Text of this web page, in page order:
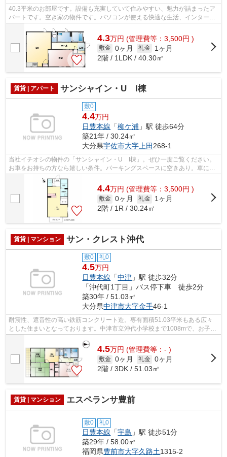
40.3平米のお部屋です。設備も充実していて住みやすい、魅力が詰まったア
パートです。空き家の物件です。パソコンが使える快適な生活、インターネ
4.3万円 (管理費等：3,500円 )
敷金 0ヶ月 礼金
1ヶ月
2階 / 1LDK / 40.30㎡
賃貸 | アパート サンシャイン・U I棟
敷0
4.4万円
日豊本線 「柳ケ浦 」駅 徒歩64分
築21年 / 30.24㎡
大分県宇佐市大字上田 268-1
当社イチオシの物件の「サンシャイン・U I棟」。ぜひ一度ご覧ください。
お車をお持ちの方なら嬉しい条件。パーキングスペースに空きあり。車にい
たずらされにくい、敷地内駐車場の空...
4.4万円 (管理費等：3,500円 )
敷金 0ヶ月 礼金
1ヶ月
2階 / 1R / 30.24㎡
賃貸 | マンション サン・クレスト沖代
敷0 礼0
4.5万円
日豊本線 「中津 」駅 徒歩32分
「沖代町1丁目」バス停下車 徒歩2分
築30年 / 51.03㎡
大分県中津市大字金手46-1
耐震性、遮音性の高い鉄筋コンクリート造。専有面積51.03平米もある広々
とした住まいとなっております。中津市立沖代小学校まで1008mで、お子様
のいるファミリーにもおすすめです。経...
4.5万円 (管理費等：- )
敷金 0ヶ月 礼金 0ヶ月
2階 / 3DK / 51.03㎡
賃貸 | マンション エスペランサ豊前
敷0 礼0
日豊本線 「宇島 」駅 徒歩51分
築29年 / 58.00㎡
福岡県豊前市大字久路土1315-2